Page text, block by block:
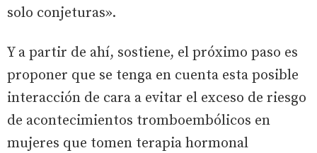
solo conjeturas».
Y a partir de ahí, sostiene, el próximo paso es
proponer que se tenga en cuenta esta posible
interacción de cara a evitar el exceso de riesgo
de acontecimientos tromboembólicos en
mujeres que tomen terapia hormonal